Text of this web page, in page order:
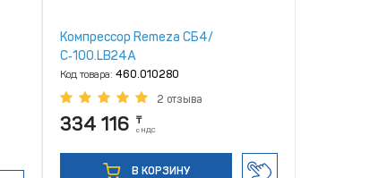
Компрессор Remeza СБ4/
С‑100.LB24A
Код товара:460.010280
2 отзыва
334 116 ₸
с НДС
В КОРЗИНУ